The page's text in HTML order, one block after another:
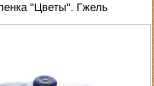
"Цветы". Гжель